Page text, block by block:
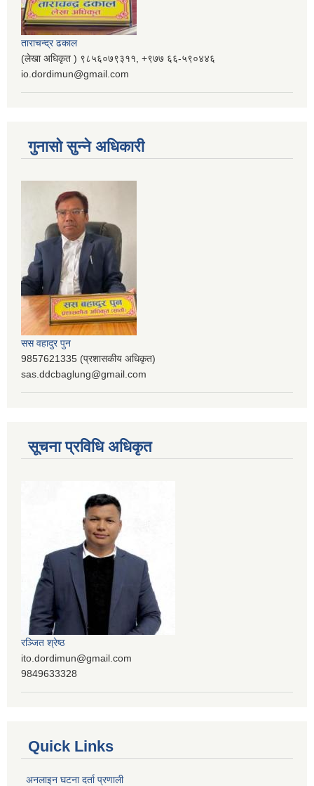
ताराचन्द्र ढकाल
(लेखा अधिकृत ) ९८५६०७९३११, ‌‍‍+९७७ ६६-५९०४४६
io.dordimun@gmail.com
गुनासो सुन्ने अधिकारी
सस वहादुर पुन
9857621335 (प्रशासकीय अधिकृत)
sas.ddcbaglung@gmail.com
सूचना प्रविधि अधिकृत
रञ्‍जित श्रेष्ठ
ito.dordimun@gmail.com
9849633328
Quick Links
अनलाइन घटना दर्ता प्रणाली